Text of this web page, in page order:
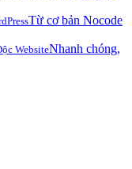
Từ cơ bản Nocode
WebsiteNhanh chóng,